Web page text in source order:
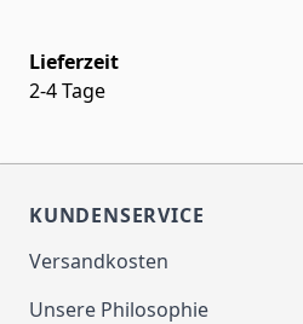
Lieferzeit
2-4 Tage
KUNDENSERVICE
Versandkosten
Unsere Philosophie